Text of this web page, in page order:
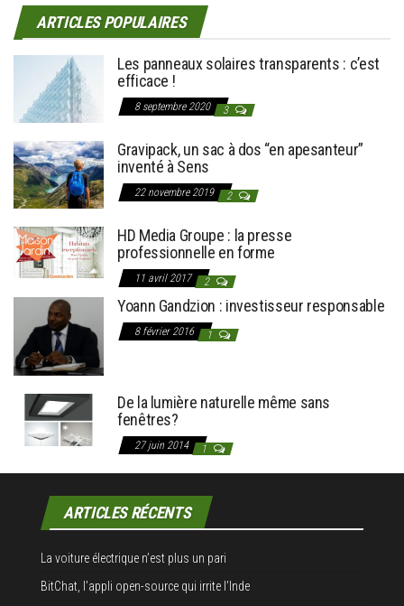
ARTICLES POPULAIRES
Les panneaux solaires transparents : c’est
efficace !
8 septembre 2020 3
Gravipack, un sac à dos “en apesanteur”
inventé à Sens
22 novembre 2019 2
HD Media Groupe : la presse
professionnelle en forme
11 avril 2017 2
Yoann Gandzion : investisseur responsable
8 février 2016 1
De la lumière naturelle même sans
fenêtres?
27 juin 2014 1
ARTICLES RÉCENTS
La voiture électrique n’est plus un pari
BitChat, l’appli open-source qui irrite l’Inde